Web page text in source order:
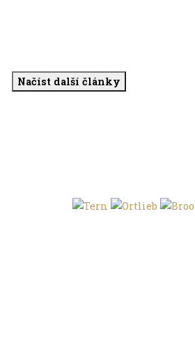
Načíst další články